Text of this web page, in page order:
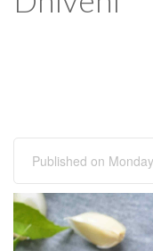
Published on